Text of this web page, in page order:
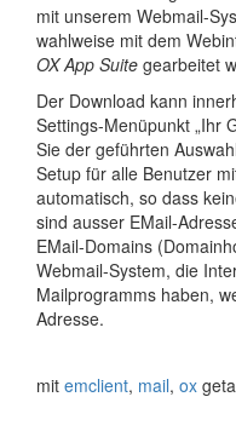
mit unserem Webmail-
wahlweise mit dem
OX App Suite gearbeitet
Der Download kann
Settings-Menüpunkt „Ihr
Sie der geführten
Setup für alle Benutzer
automatisch, so dass
sind ausser EMail-
EMail-Domains
Webmail-System, die
Mailprogramms haben,
Adresse.
mit emclient, mail, ox